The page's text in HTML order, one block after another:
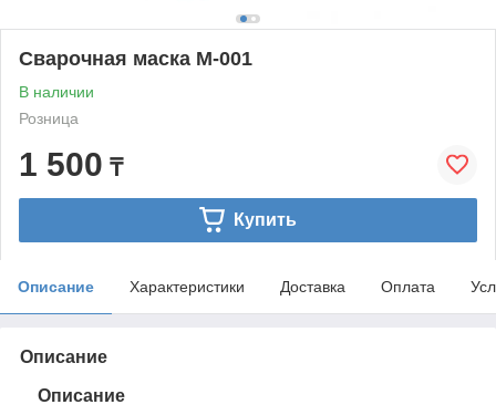
Сварочная маска M-001
В наличии
Розница
1 500 ₸
Купить
Описание Характеристики Доставка Оплата
Описание
Описание